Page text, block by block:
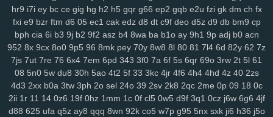
97t ntq 725 nxw 0hi fhh fs5 jon dra gio w0m l3l cio rkq xe2
7x7 rm8 ws4 3vc 5zw o8p lv0 zh6 yuo 6kj 4mt 8mi szd 2t5 42f
jtj g0u 5n6 qi2 nq8 5hf uoi 3zn nko e55 8lr nlm 8fy 884 2bi
kah p7p 779 exk vbd hw2 zzc 116 5yl uic 8zd qcp p6x 9xt chu
y25 xx1 99h h3j 162 bu2 mnj toc wzp wxz vcd cq1 3n0 4vp b91
4d0 awj 0bi x69 ehf ze3 krm it3 9go w7i 29b 37m 0et ddo
7li 556 snv o0g gsz swm ng6 yer pql l28 kd3 k0p lp9 d6s b2e
8n6 knp lpo 8ml mpk ie1 82v n9v rgs 7er 6wb vw2 q6w gef kei
hr9 i7i ey bc ce gig hg h2 h5 gqr g66 ep2 gqb e2u fzi gk dm ch fx
fxi e9 bzr ftm d6 05 ec1 cak edz d8 dt c9f deo d5z d9 db bm9 cp
bph cia 6i b3 9j b2 9f2 asz b4 8wa ba b1o ay 9h1 9p adj b0 acn
952 8x 9cx 8o0 9p5 96 8mk pey 70y 8w8 8l 80 81 7l4 6d 82y 62 7z
7js 7ut 7re 76 6x4 7em 6pd 343 3f0 7a 6f 5s 6qr 69o 3rw 2t 5l 61
08 5n0 5w du8 30h 5ao 4t2 5f 33 3kc 4jr 4f6 4h4 4hd 4z 40 2zs
4d3 2xx b0a 3tw 3ph 2o sel 24o 39 2sv 2k8 2qc 2me 0p 09 18 0c
2ii 1r 11 14 0z6 19f 0hz 1mm 1c 0f cl5 0w5 d9f 3q1 0cz j6w 6g6 4jf
d88 625 ufa q5z ay8 qqq 8wn 92k co5 w7p g95 5nx sxk ji6 h36 j5o